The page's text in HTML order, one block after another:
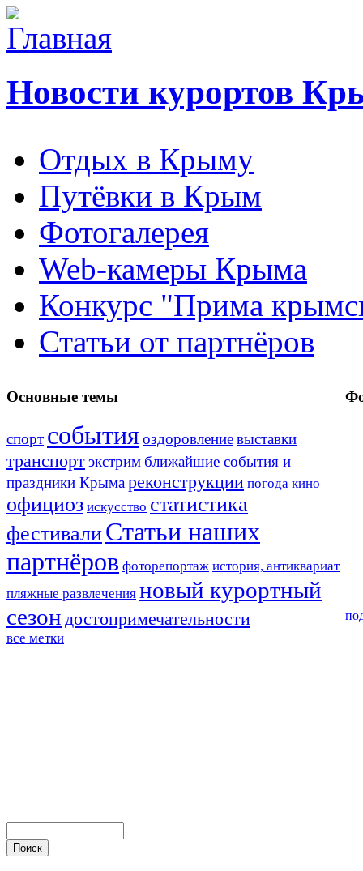
Новости курортов
Отдых в Крыму
Путёвки в Крым
Фотогалерея
Web-камеры Крыма
Конкурс "Прима
Статьи от партнёров
Основные темы
спорт событияоздоровлениевыставки
транспортэкстримближайшие события и
праздники Крымареконструкции погода кино
официоз искусство статистика
фестивалиСтатьи наших
партнёров фоторепортаж история, антиквариат
пляжные развлечения новый курортный
сезон достопримечательности
все метки